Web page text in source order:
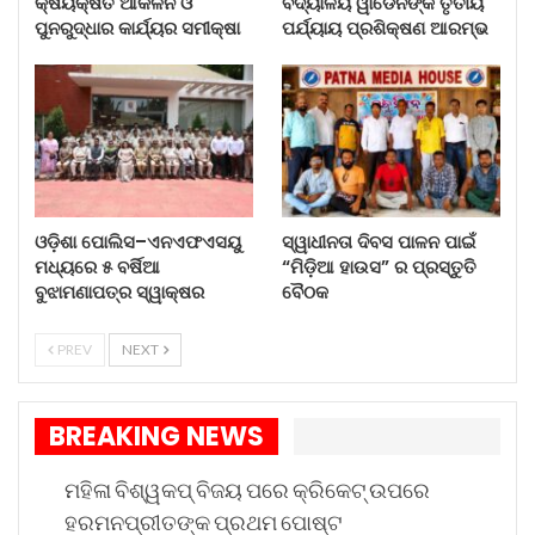
ସମୁଦ୍ର ଜଳ ପଛକୁ ଫେରିବା ଏବଂ ପ୍ରତିରକ୍ଷା ପରୀକ୍ଷଣ
ସ୍ଥଳ ଭାବେ ଏହାର ଭୂମିକା ପାଇଁ ଜଣାଶୁଣା ଏହି ସହରରେ
ଓଡ଼ିଶାର ସମୃଦ୍ଧ ଐତିହ୍ୟକୁ ପ୍ରଦର୍ଶିତ କରି ଏକ ସାଂସ୍କୃତିକ
କାର୍ଯ୍ୟକ୍ରମ ଆୟୋଜନ କରାଯାଇଥିଲା । ସାଇକେଲ
ଚାଳକ ଏବଂ ସେମାନଙ୍କ ମିଶନକୁ ସମ୍ମାନ ଦେବା ପାଇଁ
ସ୍ଥାନୀୟ ବାସିନ୍ଦାମାନେ ଏକତ୍ରିତ ହୋଇଥିବାବେଳେ
ପାରମ୍ପରିକ ନୃତ୍ୟ ପ୍ରଦର୍ଶନ, ପାରମ୍ପରିକ ନୃତ୍ୟ ଏବଂ
ଦେଶାତ୍ମବୋଧକ ଗୀତ ଉତ୍ସାହକୁ ଆହୁରି ବଢାଇ ଦେଇଥିଲା ।
ଆହୁରି ପଢ଼ନ୍ତୁ...
କେନ୍ଦୁଝରରେ ବନ୍ୟା କ୍ଷୟକ୍ଷତି…
Aug 5, 2026
କସ୍ତୁରବା ଗାନ୍ଧୀ ବାଳିକା…
ପୁନରୁଦ୍ଧାର କାର୍ଯ୍ୟର ସମୀକ୍ଷା
ପର୍ଯ୍ୟାୟ ପ୍ରଶିକ୍ଷଣ ଆରମ୍ଭ
ଓଡ଼ିଶା ପୋଲିସ–ଏନଏଫଏସୟୁ
ମଧ୍ୟରେ ୫ ବର୍ଷିଆ
ବୁଝାମଣାପତ୍ର ସ୍ୱାକ୍ଷର
ସ୍ୱାଧୀନତା ଦିବସ ପାଳନ ପାଇଁ
“ମିଡ଼ିଆ ହାଉସ” ର ପ୍ରସ୍ତୁତି
ବୈଠକ
PREV NEXT
BREAKING NEWS
ମହିଳା ବିଶ୍ୱକପ୍ ବିଜୟ ପରେ କ୍ରିକେଟ୍ ଉପରେ
ହରମନପ୍ରୀତଙ୍କ ପ୍ରଥମ ପୋଷ୍ଟ